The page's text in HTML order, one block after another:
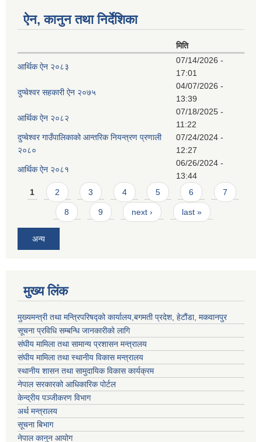
ऐन, कानुन तथा निर्देशिका
मिति
आर्थिक ऐन २०८३
07/14/2026 -
17:01
दुप्चेश्वर सहकारी ऐन २०७५
04/07/2026 -
13:39
आर्थिक ऐन २०८२
07/18/2025 -
11:22
दुप्चेश्वर गाउँपालिकाको आन्तरिक नियन्त्रण प्रणाली
२०८०
07/24/2024 -
12:27
आर्थिक ऐन २०८१
06/26/2024 -
13:44
Pages
1 2 3 4 5 6 7
8 9 next › last »
अन्य
मुख्य लिंक
मुख्यमन्त्री तथा मन्त्रिपरिषद्को कार्यालय,बगमती प्रदेश, हेटौंडा, मकवानपुर
सूचना प्रविधि सम्बन्धि जानकारीको लागि
संघीय मामिला तथा सामान्य प्रशासन मन्त्रालय
संघीय मामिला तथा स्थानीय विकास मन्त्रालय
स्थानीय शासन तथा सामुदायिक विकास कार्यक्रम
नेपाल सरकारको आधिकारिक पोर्टल
केन्द्रीय पञ्जीकरण विभाग
अर्थ मन्त्रालय
सूचना बिभाग
नेपाल कानुन आयोग